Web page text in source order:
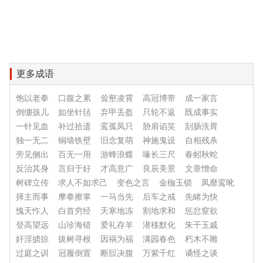
更多成语
饱以老拳 口腹之累 耸壑凌霄 高冠博带
成一家言
倒绷孩儿
如坐针毡 弃甲丢盔 只轮不返
既成事实
一针见血
补过拾遗 鸾孤凤只 胁肩谄笑
刮肠洗胃
独一无二
铜墙铁壁 旧念复萌 神施鬼设
自相残杀
旁见侧出
百无一用 游蜂浪蝶 喙长三尺
春蚓秋蛇
反治其身
言归于好 才高意广 良辰美景
文章憎命
树碑立传
求人不如求己 变色之言 金枷玉锁
凤靡鸾吪
择主而事
摩拳擦掌 一马当先 后车之戒
先睹为快
愧天怍人
白首穷经 天寒地冻 割地求和
惩忿窒欲
登高望远
山珍海错 爱礼存羊 潜移默化
朱干玉戚
奸淫掳掠
拔树寻根 因祸为福 满园春色
朽木不雕
过庭之训
冠履倒置 断脰决腹 万紫千红
谲怪之谈